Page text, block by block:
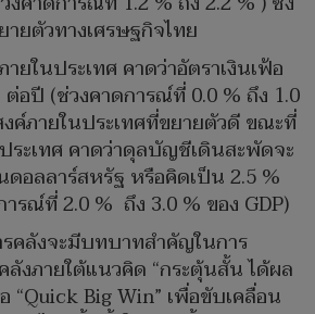
ยตัวทางเศรษฐกิจไทย
ยในประเทศ คาดว่าอัตราเงินเฟ้อ
อปี (ช่วงคาดการณ์ที่ 0.0 % ถึง 1.0
ค์ภายในประเทศที่ขยายตัวดี ขณะที่
ระเทศ คาดว่าดุลบัญชีเดินสะพัดจะ
อลลาร์สหรัฐ หรือคิดเป็น 2.5 %
ารณ์ที่ 2.0 % ถึง 3.0 % ของ GDP)
รคลังจะมีบทบาทสำคัญในการ
งภายใต้แนวคิด “กระตุ้นสั้น ได้ผล
“Quick Big Win” เพื่อขับเคลื่อน